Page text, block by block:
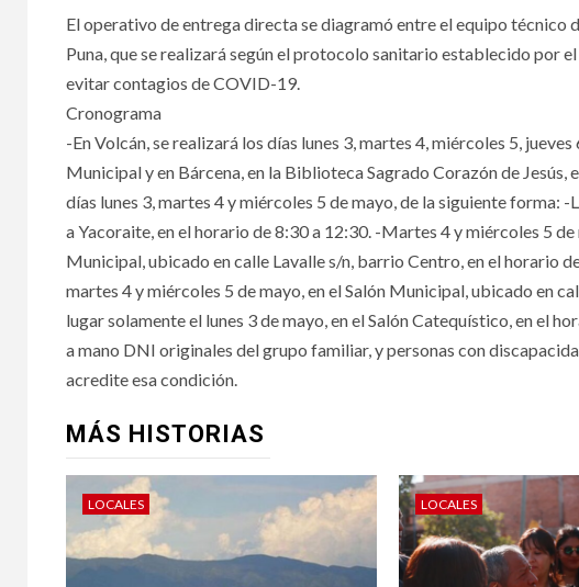
El operativo de entrega directa se diagramó entre el equipo técnico
Puna, que se realizará según el protocolo sanitario establecido por
evitar contagios de COVID-19.
Cronograma
-En Volcán, se realizará los días lunes 3, martes 4, miércoles 5,
Municipal y en Bárcena, en la Biblioteca Sagrado Corazón de
días lunes 3, martes 4 y miércoles 5 de mayo, de la siguiente forma: -
a Yacoraite, en el horario de 8:30 a 12:30. -Martes 4 y miércoles 5
Municipal, ubicado en calle Lavalle s/n, barrio Centro, en el horario
martes 4 y miércoles 5 de mayo, en el Salón Municipal, ubicado en
lugar solamente el lunes 3 de mayo, en el Salón Catequístico, en el
a mano DNI originales del grupo familiar, y personas con
acredite esa condición.
MÁS HISTORIAS
LOCALES LOCALES